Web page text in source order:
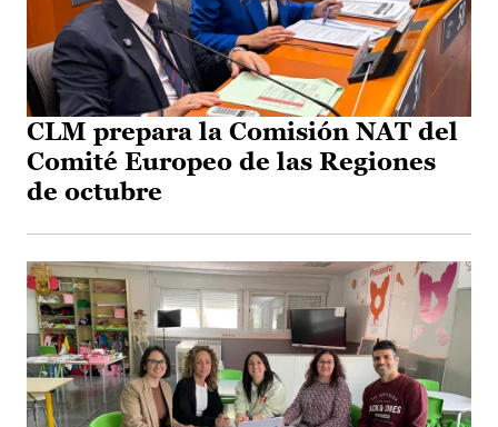
CLM prepara la Comisión NAT del
Comité Europeo de las Regiones
de octubre